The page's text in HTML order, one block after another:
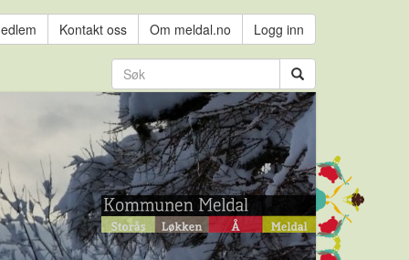
Kontakt oss Om meldal.no Logg inn